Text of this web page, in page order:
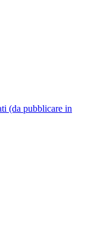
(da pubblicare in